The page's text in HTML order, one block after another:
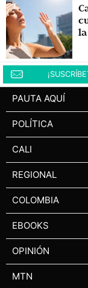
PAUTA AQUÍ
POLÍTICA
CALI
REGIONAL
COLOMBIA
EBOOKS
OPINIÓN
MTN